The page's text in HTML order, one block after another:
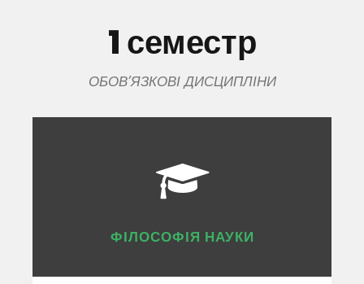
1 семестр
ОБОВ’ЯЗКОВІ ДИСЦИПЛІНИ
ФІЛОСОФІЯ НАУКИ